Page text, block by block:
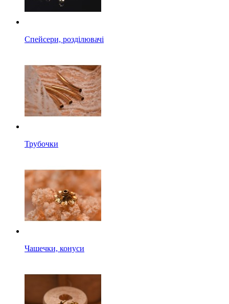
Спейсери, розділювачі
Трубочки
Чашечки, конуси